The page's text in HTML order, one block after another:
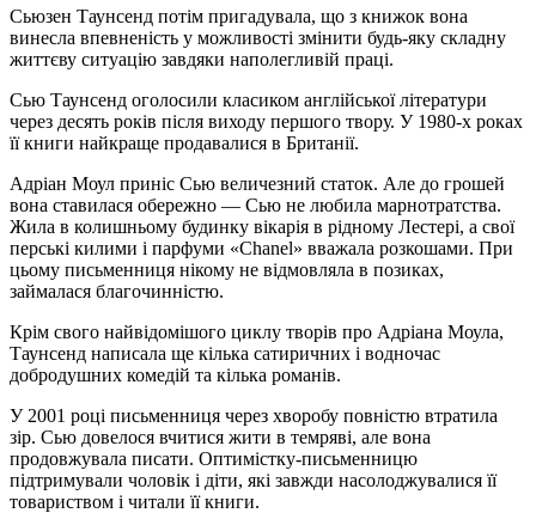
Сьюзен Таунсенд потім пригадувала, що з книжок вона
винесла впевненість у можливості змінити будь-яку складну
життєву ситуацію завдяки наполегливій праці.
Сью Таунсенд оголосили класиком англійської літератури
через десять років після виходу першого твору. У 1980-х роках
її книги найкраще продавалися в Британії.
Адріан Моул приніс Сью величезний статок. Але до грошей
вона ставилася обережно — Сью не любила марнотратства.
Жила в колишньому будинку вікарія в рідному Лестері, а свої
перські килими і парфуми «Chanel» вважала розкошами. При
цьому письменниця нікому не відмовляла в позиках,
займалася благочинністю.
Крім свого найвідомішого циклу творів про Адріана Моула,
Таунсенд написала ще кілька сатиричних і водночас
добродушних комедій та кілька романів.
У 2001 році письменниця через хворобу повністю втратила
зір. Сью довелося вчитися жити в темряві, але вона
продовжувала писати. Оптимістку-письменницю
підтримували чоловік і діти, які завжди насолоджувалися її
товариством і читали її книги.